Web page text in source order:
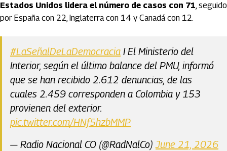
Estados Unidos lidera el número de casos con 71, seguido
por España con 22, Inglaterra con 14 y Canadá con 12.
#LaSeñalDeLaDemocracia I El Ministerio del
Interior, según el último balance del PMU, informó
que se han recibido 2.612 denuncias, de las
cuales 2.459 corresponden a Colombia y 153
provienen del exterior.
pic.twitter.com/HNf5hzbMMP
— Radio Nacional CO (@RadNalCo)June 21, 2026